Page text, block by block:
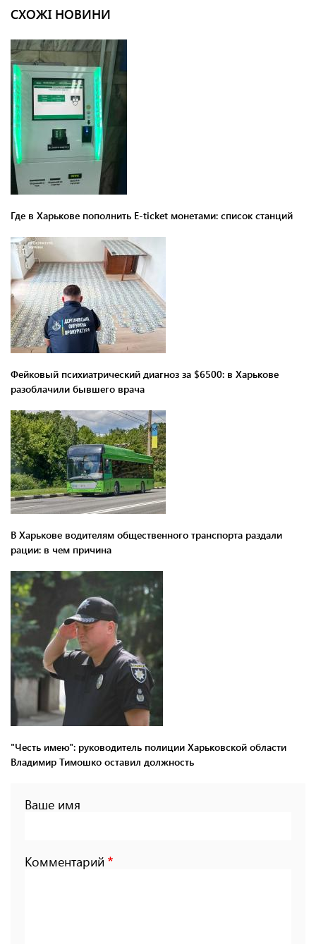
СХОЖІ НОВИНИ
Где в Харькове пополнить E-ticket монетами: список станций
Фейковый психиатрический диагноз за $6500: в Харькове
разоблачили бывшего врача
В Харькове водителям общественного транспорта раздали
рации: в чем причина
"Честь имею": руководитель полиции Харьковской области
Владимир Тимошко оставил должность
Ваше имя
Комментарий